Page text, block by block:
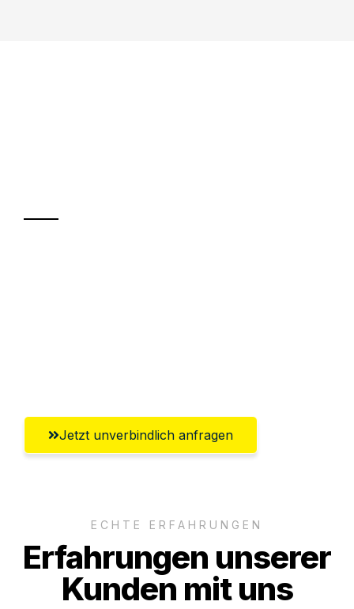
Jetzt unverbindlich anfragen
ECHTE ERFAHRUNGEN
Erfahrungen unserer
Kunden mit uns